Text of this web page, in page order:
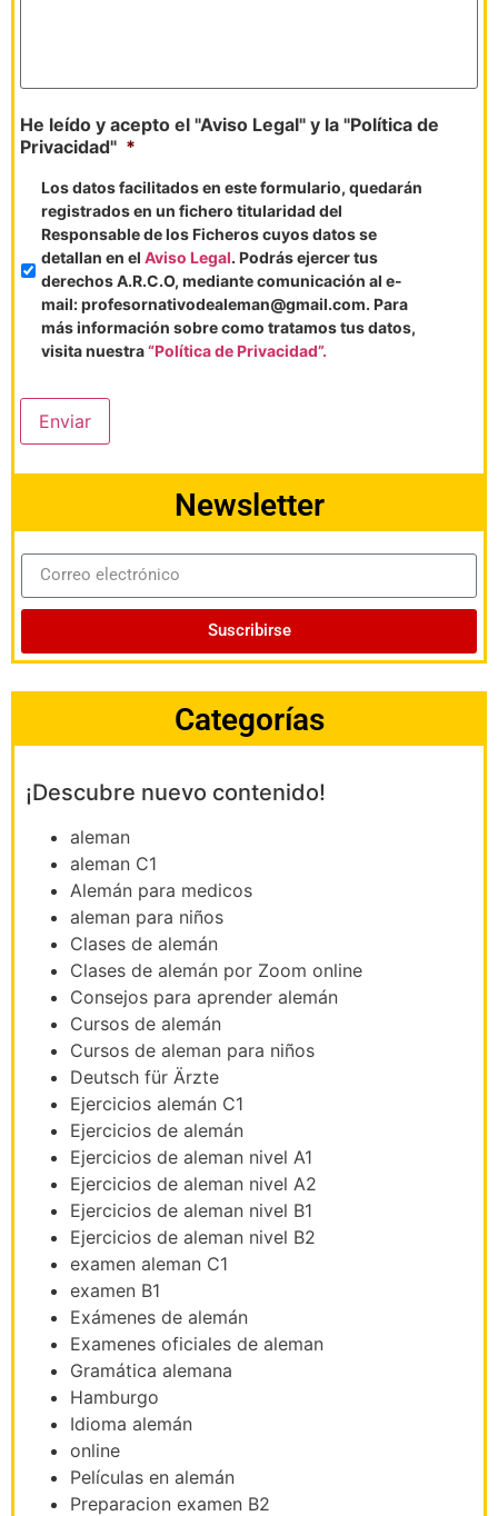
He leído y acepto el "Aviso Legal" y la "Política de
Privacidad" *
Los datos facilitados en este formulario, quedarán
registrados en un fichero titularidad del
Responsable de los Ficheros cuyos datos se
detallan en el Aviso Legal. Podrás ejercer tus
derechos A.R.C.O, mediante comunicación al e-
mail: profesornativodealeman@gmail.com. Para
más información sobre como tratamos tus datos,
visita nuestra“Política de Privacidad”.
Enviar
Newsletter
Suscribirse
Categorías
¡Descubre nuevo contenido!
aleman
aleman C1
Alemán para medicos
aleman para niños
Clases de alemán
Clases de alemán por Zoom online
Consejos para aprender alemán
Cursos de alemán
Cursos de aleman para niños
Deutsch für Ärzte
Ejercicios alemán C1
Ejercicios de alemán
Ejercicios de aleman nivel A1
Ejercicios de aleman nivel A2
Ejercicios de aleman nivel B1
Ejercicios de aleman nivel B2
examen aleman C1
examen B1
Exámenes de alemán
Examenes oficiales de aleman
Gramática alemana
Hamburgo
Idioma alemán
online
Películas en alemán
Preparacion examen B2